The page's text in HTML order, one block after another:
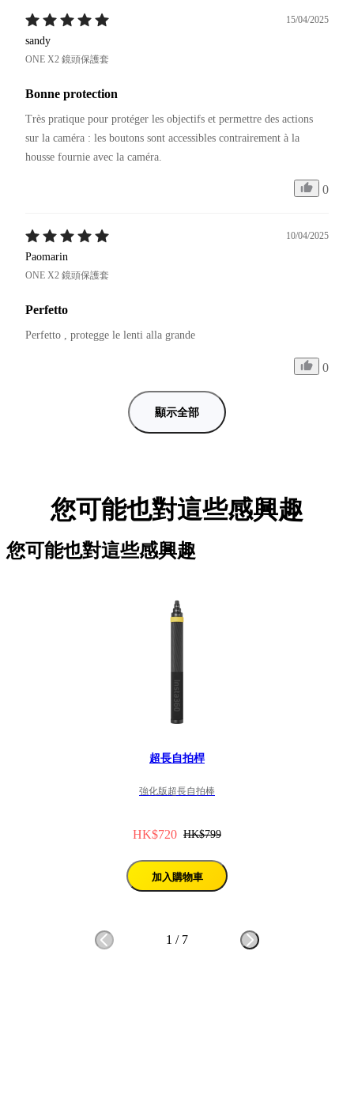
15/04/2025
sandy
ONE X2 鏡頭保護套
Bonne protection
Très pratique pour protéger les objectifs et permettre des actions
sur la caméra : les boutons sont accessibles contrairement à la
0
10/04/2025
Paomarin
ONE X2 鏡頭保護套
Perfetto
Perfetto , protegge le lenti alla grande
0
顯示全部
您可能也對這些感興趣
您可能也對這些感興趣
超長自拍桿
強化版超長自拍棒
HK$720 HK$799
加入購物車
1 / 7